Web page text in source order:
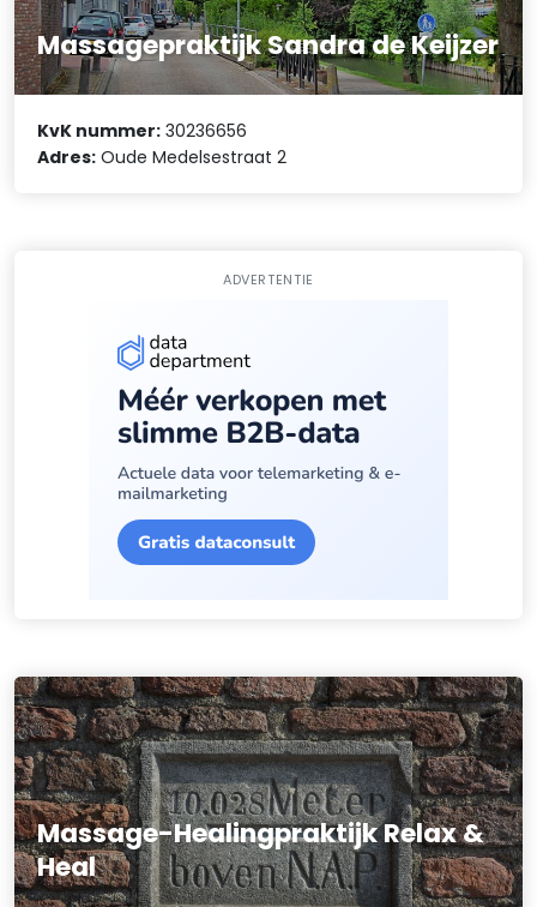
Massagepraktijk Sandra de Keijzer
KvK nummer: 30236656
Adres: Oude Medelsestraat 2
ADVERTENTIE
Massage-Healingpraktijk Relax &
Heal